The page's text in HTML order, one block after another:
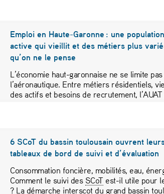
Emploi en Haute-Garonne : une population
active qui vieillit et des métiers plus
qu’on ne le pense
L’économie haut-garonnaise ne se limite pas
l’aéronautique. Entre métiers résidentiels,
des actifs et besoins de recrutement,
6 SCoT du bassin toulousain ouvrent
tableaux de bord de suivi et d’évaluation
Consommation foncière, mobilités, eau,
Comment le suivi des SCoT est-il utile pour
? La démarche interscot du grand bassin